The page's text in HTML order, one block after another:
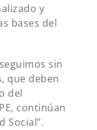
y
bases del
sin
que deben
del
continúan
Social”.